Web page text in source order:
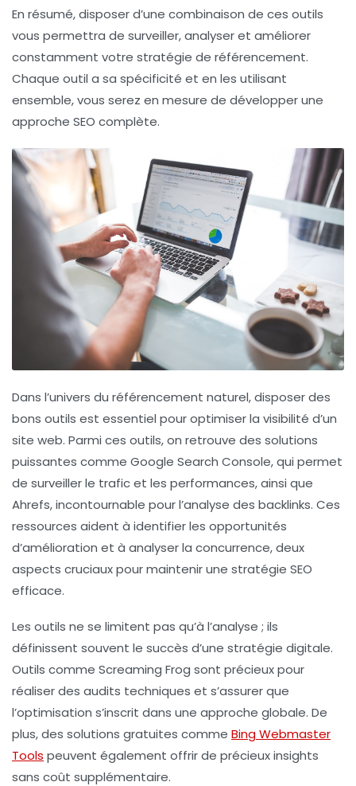
En résumé, disposer d’une combinaison de ces outils
vous permettra de surveiller, analyser et améliorer
constamment votre stratégie de référencement.
Chaque outil a sa spécificité et en les utilisant
ensemble, vous serez en mesure de développer une
approche SEO complète.
Dans l’univers du référencement naturel, disposer des
bons outils est essentiel pour optimiser la visibilité d’un
site web. Parmi ces outils, on retrouve des solutions
puissantes comme Google Search Console, qui permet
de surveiller le trafic et les performances, ainsi que
Ahrefs, incontournable pour l’analyse des backlinks. Ces
ressources aident à identifier les opportunités
d’amélioration et à analyser la concurrence, deux
aspects cruciaux pour maintenir une stratégie SEO
efficace.
Les outils ne se limitent pas qu’à l’analyse ; ils
définissent souvent le succès d’une stratégie digitale.
Outils comme Screaming Frog sont précieux pour
réaliser des audits techniques et s’assurer que
l’optimisation s’inscrit dans une approche globale. De
plus, des solutions gratuites comme Bing Webmaster
Tools peuvent également offrir de précieux insights
sans coût supplémentaire.